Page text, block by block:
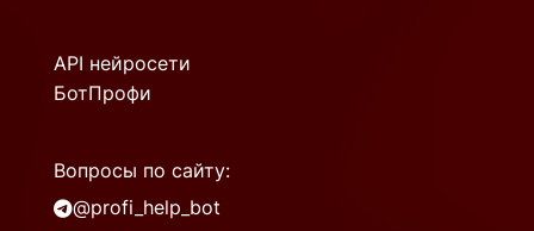
API нейросети
БотПрофи
Вопросы по сайту:
@profi_help_bot